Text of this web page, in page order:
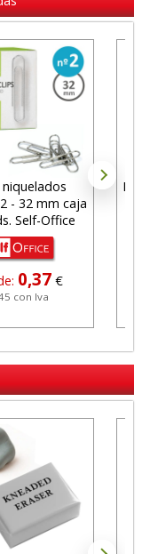
niquelados
- 32 mm caja
Self-Office
0,37 €
con Iva